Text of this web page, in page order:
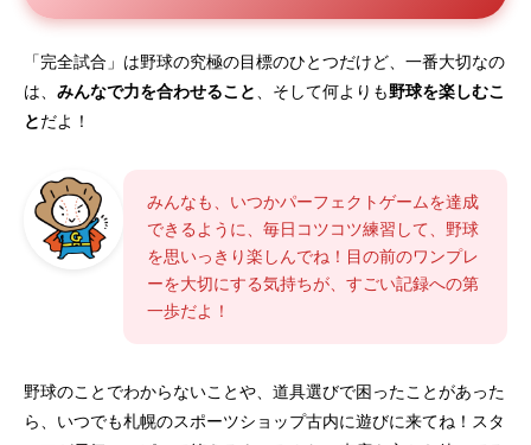
「完全試合」は野球の究極の目標のひとつだけど、一番大切なの
は、 みんなで力を合わせること 、そして何よりも 野球を楽しむこ
と だよ！
みんなも、いつかパーフェクトゲームを達成
できるように、毎日コツコツ練習して、野球
を思いっきり楽しんでね！目の前のワンプレ
ーを大切にする気持ちが、すごい記録への第
一歩だよ！
野球のことでわからないことや、道具選びで困ったことがあった
ら、いつでも札幌のスポーツショップ古内に遊びに来てね！スタ